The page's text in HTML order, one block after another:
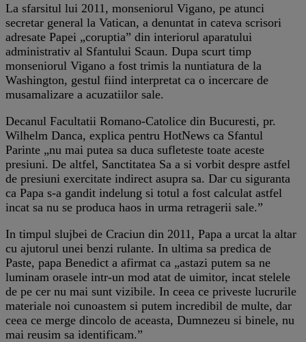
La sfarsitul lui 2011, monseniorul Vigano, pe atunci
secretar general la Vatican, a denuntat in cateva scrisori
adresate Papei „coruptia” din interiorul aparatului
administrativ al Sfantului Scaun. Dupa scurt timp
monseniorul Vigano a fost trimis la nuntiatura de la
Washington, gestul fiind interpretat ca o incercare de
musamalizare a acuzatiilor sale.
Decanul Facultatii Romano-Catolice din Bucuresti, pr.
Wilhelm Danca, explica pentru HotNews ca Sfantul
Parinte „nu mai putea sa duca sufleteste toate aceste
presiuni. De altfel, Sanctitatea Sa a si vorbit despre astfel
de presiuni exercitate indirect asupra sa. Dar cu siguranta
ca Papa s-a gandit indelung si totul a fost calculat astfel
incat sa nu se produca haos in urma retragerii sale.”
In timpul slujbei de Craciun din 2011, Papa a urcat la altar
cu ajutorul unei benzi rulante. In ultima sa predica de
Paste, papa Benedict a afirmat ca „astazi putem sa ne
luminam orasele intr-un mod atat de uimitor, incat stelele
de pe cer nu mai sunt vizibile. In ceea ce priveste lucrurile
materiale noi cunoastem si putem incredibil de multe, dar
ceea ce merge dincolo de aceasta, Dumnezeu si binele, nu
mai reusim sa identificam.”